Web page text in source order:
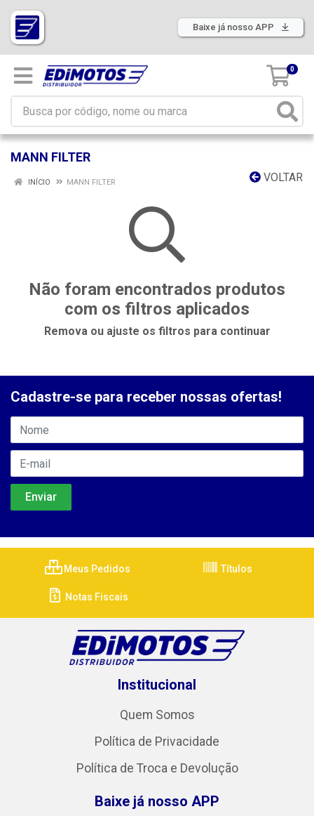
Baixe já nosso APP
0
MANN FILTER
VOLTAR
INÍCIO MANN FILTER
Não foram encontrados produtos
com os filtros aplicados
Remova ou ajuste os filtros para continuar
Cadastre-se para receber nossas ofertas!
Meus Pedidos Títulos
Notas Fiscais
Institucional
Quem Somos
Política de Privacidade
Política de Troca e Devolução
Baixe já nosso APP